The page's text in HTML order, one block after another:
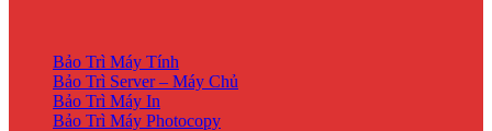
Bảo Trì Máy Tính
Bảo Trì Server – Máy Chủ
Bảo Trì Máy In
Bảo Trì Máy Photocopy